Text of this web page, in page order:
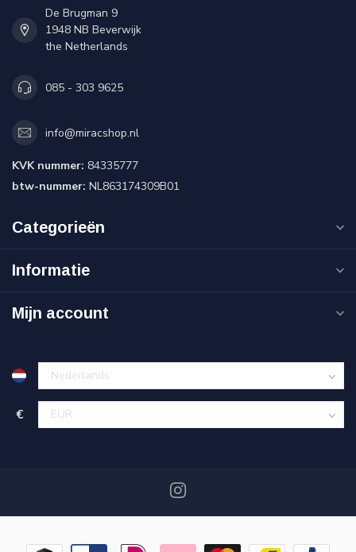
De Brugman 9
1948 NB Beverwijk
the Netherlands
085 - 303 9625
info@miracshop.nl
KVK nummer: 84335777
btw-nummer: NL863174309B01
Categorieën
Informatie
Mijn account
€